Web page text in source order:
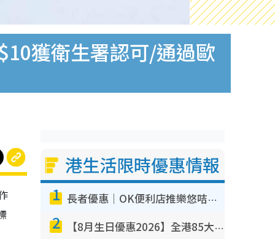
獲衛生署認可/通過歐
港生活限時優惠情報
1 長者優惠｜OK便利店推樂悠咭優惠！買麵包/牛奶/保健品拍卡即減
2 【8月生日優惠2026】全港85大食買玩著數攻略 自助餐/火鍋放題同行免費＋誠品/DONKI送現金券